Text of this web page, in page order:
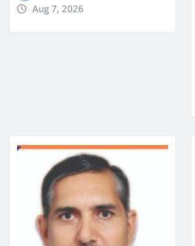
Aug 7, 2026